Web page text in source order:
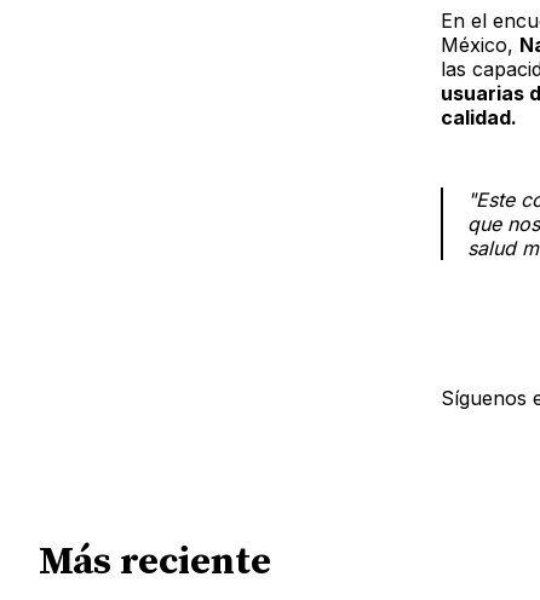
En el
México,
las
usuarias
calidad.
"Este
que
salud
Síguenos
Más reciente